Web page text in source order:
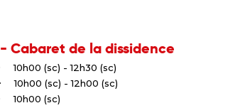
Cabaret de la dissidence
10h00 (sc) - 12h30 (sc)
10h00 (sc) - 12h00 (sc)
10h00 (sc)